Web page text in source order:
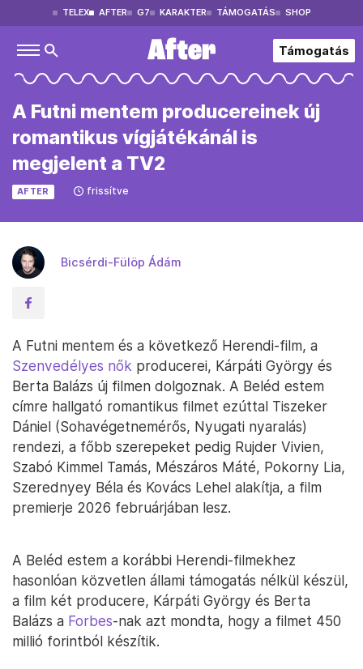
TELEX AFTER G7 KARAKTER TÁMOGATÁS SHOP
Támogatás
A Futni mentem producereinek új
romantikus vígjátékánál is
megjelent a TV2
AFTER frissítve
Bicsérdi-Fülöp Ádám
A Futni mentem és a következő Herendi-film, a
Szenvedélyes nők producerei, Kárpáti György és
Berta Balázs új filmen dolgoznak. A Beléd estem
címre hallgató romantikus filmet ezúttal Tiszeker
Dániel (Sohavégetnemérős, Nyugati nyaralás)
rendezi, a főbb szerepeket pedig Rujder Vivien,
Szabó Kimmel Tamás, Mészáros Máté, Pokorny Lia,
Szerednyey Béla és Kovács Lehel alakítja, a film
premierje 2026 februárjában lesz.
A Beléd estem a korábbi Herendi-filmekhez
hasonlóan közvetlen állami támogatás nélkül készül,
a film két producere, Kárpáti György és Berta
Balázs a Forbes-nak azt mondta, hogy a filmet 450
millió forintból készítik.